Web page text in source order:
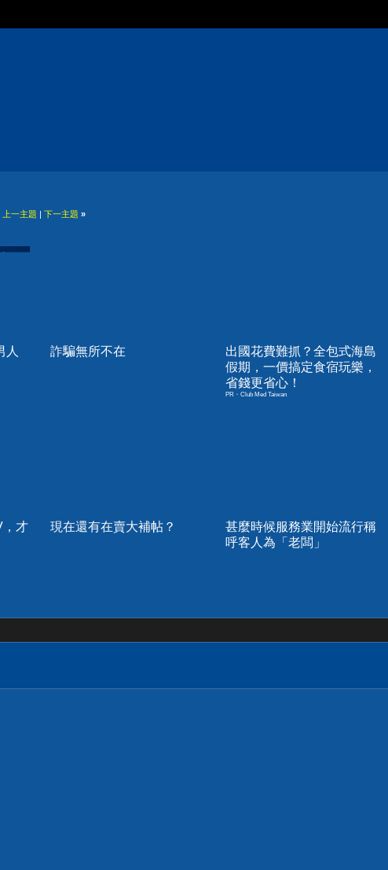
上一主題 | 下一主題 »
人
詐騙無所不在
出國花費難抓？全包式海島
假期，一價搞定食宿玩樂，
省錢更省心！
PR・Club Med Taiwan
，才
現在還有在賣大補帖？
甚麼時候服務業開始流行稱
呼客人為「老闆」